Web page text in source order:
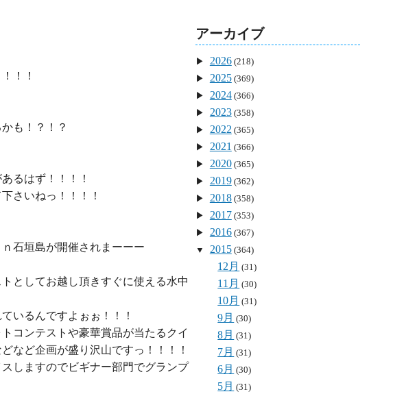
！！
も！？！？
るはず！！！！
さいねっ！！！！
石垣島が開催されまーーー
としてお越し頂きすぐに使える水中
いるんですよぉぉ！！！
コンテストや豪華賞品が当たるクイ
など企画が盛り沢山ですっ！！！！
しますのでビギナー部門でグランプ
アーカイブ
2026(218)
2025(369)
2024(366)
2023(358)
2022(365)
2021 (366)
2020(365)
2019(362)
2018(358)
2017(353)
2016(367)
2015(364)
12月 (31)
11月 (30)
10月 (31)
9月 (30)
8月 (31)
7月 (31)
6月 (30)
5月 (31)